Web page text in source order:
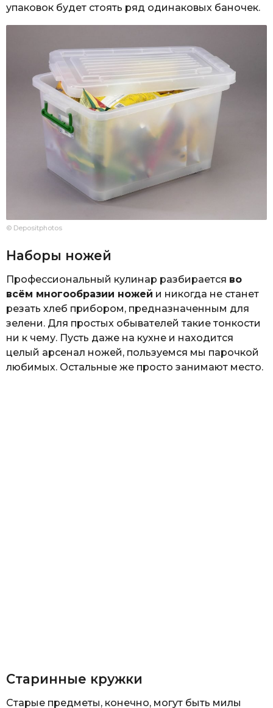
упаковок будет стоять ряд одинаковых баночек.
© Depositphotos
Наборы ножей
Профессиональный кулинар разбирается во
всём многообразии ножей и никогда не станет
резать хлеб прибором, предназначенным для
зелени. Для простых обывателей такие тонкости
ни к чему. Пусть даже на кухне и находится
целый арсенал ножей, пользуемся мы парочкой
любимых. Остальные же просто занимают место.
Старинные кружки
Старые предметы, конечно, могут быть милы